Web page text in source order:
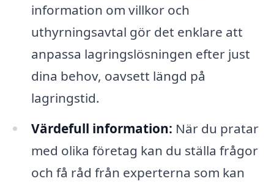
information om villkor och
uthyrningsavtal gör det enklare att
anpassa lagringslösningen efter just
dina behov, oavsett längd på
lagringstid.
Värdefull information: När du pratar
med olika företag kan du ställa frågor
och få råd från experterna som kan